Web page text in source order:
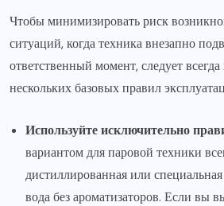
Чтобы минимизировать риск
ситуаций, когда техника внезапно
ответственный момент, следует
нескольких базовых правил
Используйте исключительно
вариантом для паровой техники
дистиллированная или
вода без ароматизаторов. Если вы